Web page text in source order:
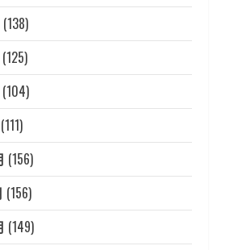
(138)
(125)
(104)
(111)
(156)
(156)
(149)